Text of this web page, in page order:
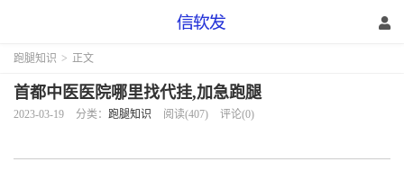
跑腿知识 > 正文
首都中医医院哪里找代挂,加急跑腿
2023-03-19 分类： 跑腿知识 阅读(407) 评论(0)